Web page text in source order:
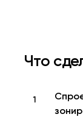
Что